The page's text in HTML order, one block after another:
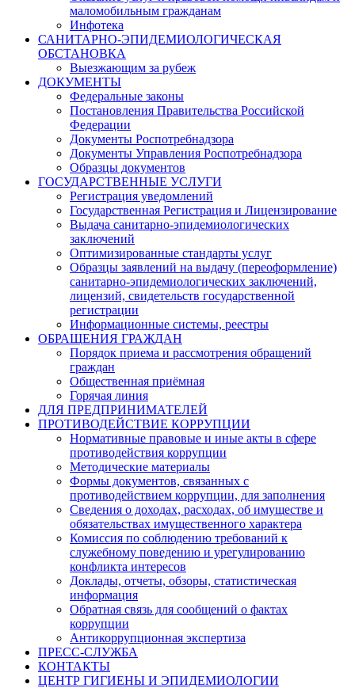
маломобильным гражданам
Инфотека
САНИТАРНО-ЭПИДЕМИОЛОГИЧЕСКАЯ
ОБСТАНОВКА
Выезжающим за рубеж
ДОКУМЕНТЫ
Федеральные законы
Постановления Правительства Российской
Федерации
Документы Роспотребнадзора
Документы Управления Роспотребнадзора
Образцы документов
ГОСУДАРСТВЕННЫЕ УСЛУГИ
Регистрация уведомлений
Государственная Регистрация и Лицензирование
Выдача санитарно-эпидемиологических
заключений
Оптимизированные стандарты услуг
Образцы заявлений на выдачу (переоформление)
санитарно-эпидемиологических заключений,
лицензий, свидетельств государственной
регистрации
Информационные системы, реестры
ОБРАЩЕНИЯ ГРАЖДАН
Порядок приема и рассмотрения обращений
граждан
Общественная приёмная
Горячая линия
ДЛЯ ПРЕДПРИНИМАТЕЛЕЙ
ПРОТИВОДЕЙСТВИЕ КОРРУПЦИИ
Нормативные правовые и иные акты в сфере
противодействия коррупции
Методические материалы
Формы документов, связанных с
противодействием коррупции, для заполнения
Сведения о доходах, расходах, об имуществе и
обязательствах имущественного характера
Комиссия по соблюдению требований к
служебному поведению и урегулированию
конфликта интересов
Доклады, отчеты, обзоры, статистическая
информация
Обратная связь для сообщений о фактах
коррупции
Антикоррупционная экспертиза
ПРЕСС-СЛУЖБА
КОНТАКТЫ
ЦЕНТР ГИГИЕНЫ И ЭПИДЕМИОЛОГИИ